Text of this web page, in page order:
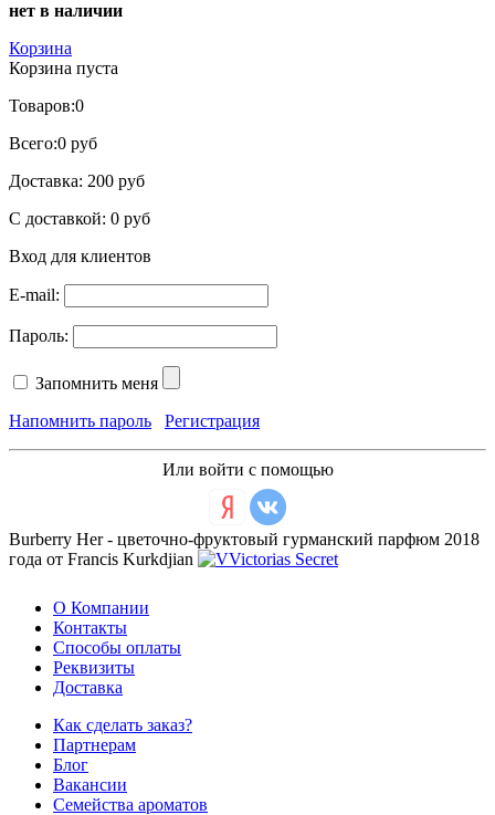
нет в наличии
Корзина
Корзина пуста
Товаров:0
Всего:0 руб
Доставка: 200 руб
С доставкой: 0 руб
Вход для клиентов
E-mail:
Пароль:
Запомнить меня
Напомнить пароль
Регистрация
Или войти с помощью
Burberry Her - цветочно-фруктовый гурманский парфюм 2018
года от Francis Kurkdjian
О Компании
Контакты
Способы оплаты
Реквизиты
Доставка
Как сделать заказ?
Партнерам
Блог
Вакансии
Семейства ароматов